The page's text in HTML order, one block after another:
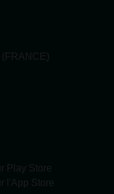
Play Store
l'App Store